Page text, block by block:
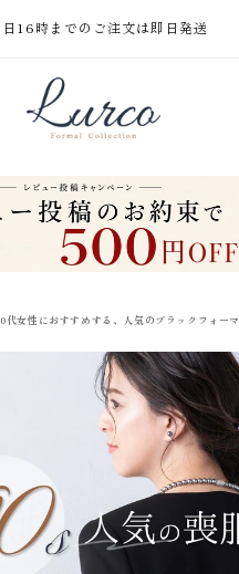
16時までのご注文は即日発送
代女性におすすめする、人気のブラックフォー